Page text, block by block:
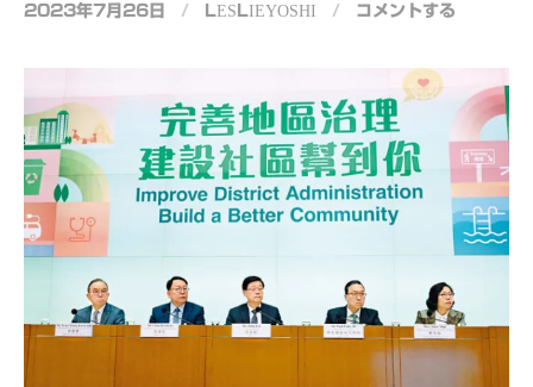
2023年7月26日 / LESLIEYOSHI / コメントする